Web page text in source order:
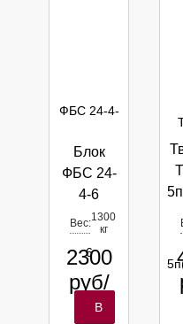
Блок
ФБС 24-
4-6
Вес:1300
кг
2300
руб/
шт
В